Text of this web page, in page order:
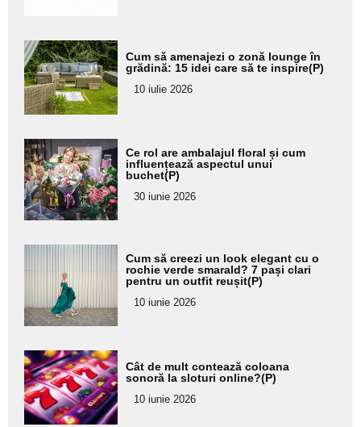
Adaugă
aici textul
pentru
subtitlu
Cum să amenajezi o zonă lounge în
grădină: 15 idei care să te inspire(P)
10 iulie 2026
Adaugă
aici textul
pentru
subtitlu
Ce rol are ambalajul floral și cum
influențează aspectul unui
buchet(P)
30 iunie 2026
Adaugă
aici textul
pentru
subtitlu
Cum să creezi un look elegant cu o
rochie verde smarald? 7 pași clari
pentru un outfit reușit(P)
10 iunie 2026
Adaugă
aici textul
pentru
subtitlu
Cât de mult contează coloana
sonoră la sloturi online?(P)
10 iunie 2026